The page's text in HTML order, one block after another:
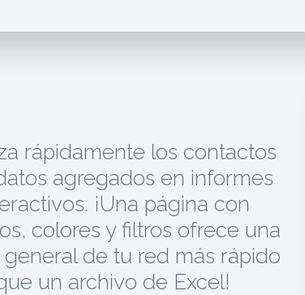
rápidamente los contactos
agregados en informes
¡Una página con
colores y filtros ofrece una
general de tu red más rápido
un archivo de Excel!